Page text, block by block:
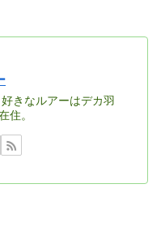
きなルアーはデカ羽
住。